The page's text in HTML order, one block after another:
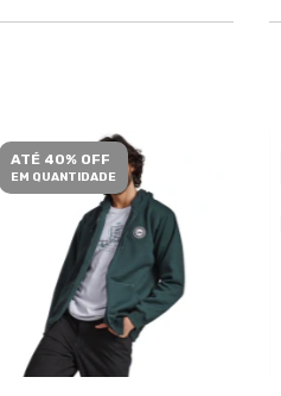
ATÉ 40% OFF
EM QUANTIDADE